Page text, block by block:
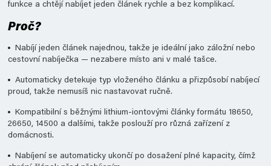
funkce a chtějí nabíjet jeden článek rychle a bez komplikací.
Proč?
Nabíjí jeden článek najednou, takže je ideální jako záložní nebo
cestovní nabíječka — nezabere místo ani v malé tašce.
Automaticky detekuje typ vloženého článku a přizpůsobí nabíjecí
proud, takže nemusíš nic nastavovat ručně.
Kompatibilní s běžnými lithium-iontovými články formátu 18650,
26650, 14500 a dalšími, takže poslouží pro různá zařízení z
domácnosti.
Nabíjení se automaticky ukončí po dosažení plné kapacity, čímž